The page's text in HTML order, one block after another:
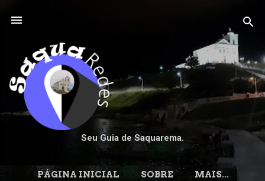
Seu Guia de Saquarema.
PÁGINA INICIAL SOBRE MAIS…